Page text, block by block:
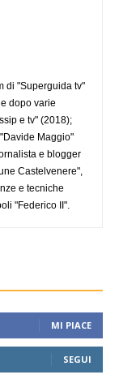
di "Superguida tv"
dopo varie
e tv" (2018);
Maggio"
e blogger
Castelvenere",
e tecniche
"Federico II".
MI PIACE
SEGUI